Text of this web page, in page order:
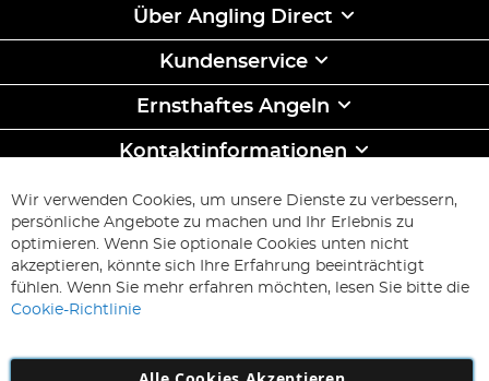
Über Angling Direct
Kundenservice
Ernsthaftes Angeln
Kontaktinformationen
ABONNIEREN & SPAREN
Melden
Sie
unseren
Newsletter
Abonnieren
Wir verwenden Cookies, um unsere Dienste zu verbessern,
persönliche Angebote zu machen und Ihr Erlebnis zu
optimieren. Wenn Sie optionale Cookies unten nicht
akzeptieren, könnte sich Ihre Erfahrung beeinträchtigt
fühlen. Wenn Sie mehr erfahren möchten, lesen Sie bitte die
Cookie-Richtlinie